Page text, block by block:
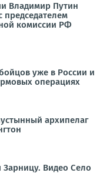
Владимир Путин
председателем
комиссии РФ
уже в России и
операциях
архипелаг
Видео Село